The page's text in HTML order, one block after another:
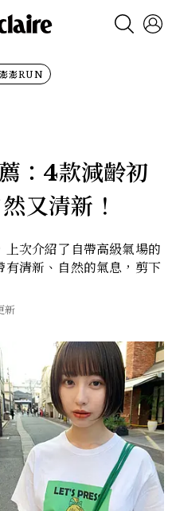
澎RUN
：4款減齡初
又清新！
次介紹了自帶高級氣場的
清新、自然的氣息，剪下
新